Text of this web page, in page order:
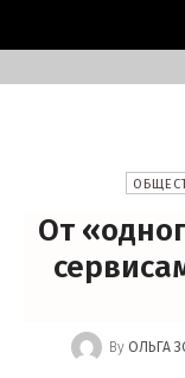
От
By ОЛЬГА